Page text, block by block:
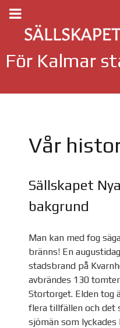
För Kalmar
Vår
Sällskapet
bakgrund
Man kan med fog
bränns! En
stadsbrand på
avbrändes 130
Stortorget. Elden tog
flera tillfällen och det
sjömän som